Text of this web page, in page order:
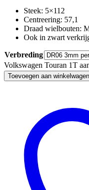
Steek: 5×112
Centreering: 57,1
Draad wielbouten:
Ook in zwart
Verbreding
Volkswagen Touran 1T
Toevoegen aan winkelwagen